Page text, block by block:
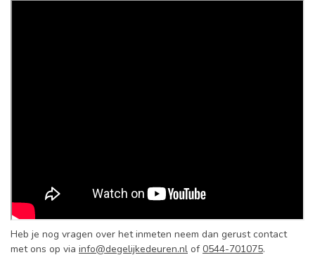
Heb je nog vragen over het inmeten neem dan gerust contact
met ons op via info@degelijkedeuren.nl of0544-701075.